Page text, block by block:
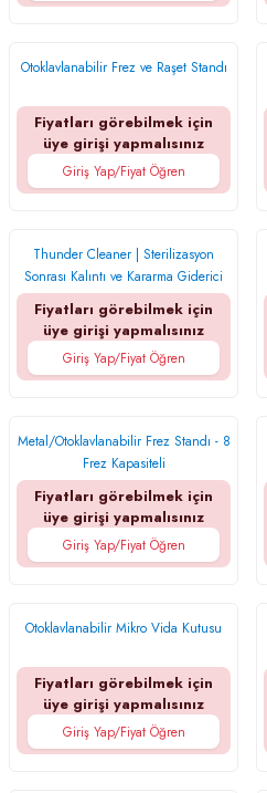
Otoklavlanabilir Frez ve Raşet Standı
Fiyatları görebilmek için
üye girişi yapmalısınız
Giriş Yap/Fiyat Öğren
Thunder Cleaner | Sterilizasyon
Sonrası Kalıntı ve Kararma Giderici
Fiyatları görebilmek için
üye girişi yapmalısınız
Giriş Yap/Fiyat Öğren
Metal/Otoklavlanabilir Frez Standı - 8
Frez Kapasiteli
Fiyatları görebilmek için
üye girişi yapmalısınız
Giriş Yap/Fiyat Öğren
Otoklavlanabilir Mikro Vida Kutusu
Fiyatları görebilmek için
üye girişi yapmalısınız
Giriş Yap/Fiyat Öğren